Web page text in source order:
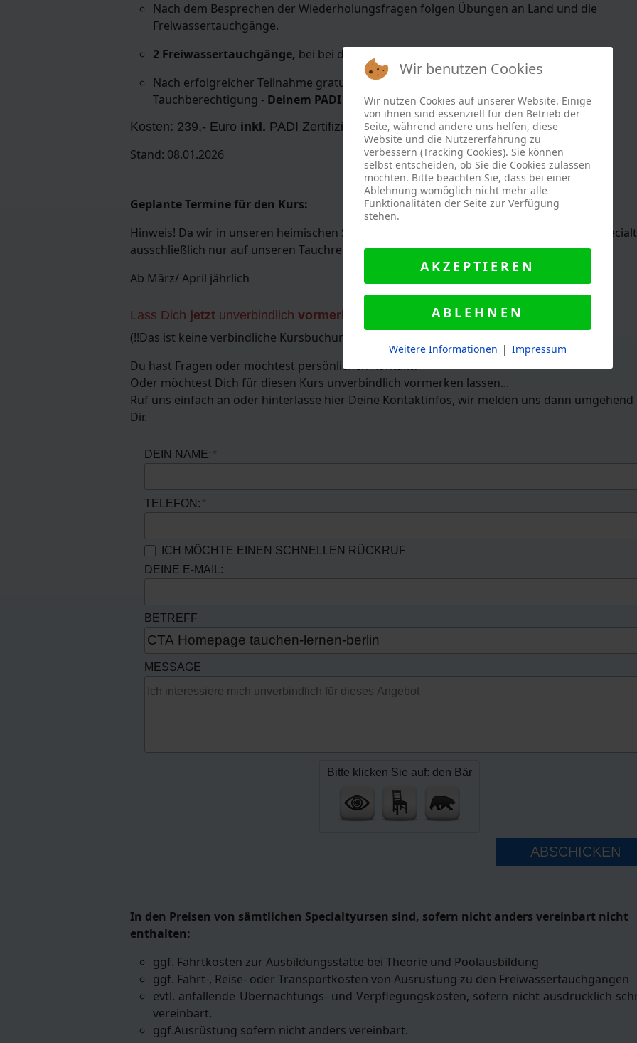
Nach dem Besprechen der Wiederholungsfragen folgen Übungen an Land und die
Freiwassertauchgänge.
2 Freiwassertauchgänge, bei bei denen Du das Gelernte anwenden musst.
Nach erfolgreicher Teilnahme gratulieren wir Dir zu Deiner international gültigen
Tauchberechtigung - Deinem PADI Drift Diver Brevet
Kosten: 239,- Euro inkl. PADI Zertifizierungsgebühr
Stand: 08.01.2026
Geplante Termine für den Kurs:
Hinweis! Da wir in unseren heimischen Seen kaum Strömung haben, bieten wir dieses
ausschließlich nur auf unseren Tauchreisen an!
Ab März/ April jährlich
Lass Dich jetzt unverbindlichvormerken ! Oder fordere einen schnellen Rückruf an.
(!!Das ist keine verbindliche Kursbuchung!!)
Du hast Fragen oder möchtest persönlichen Kontakt?
Oder möchtest Dich für diesen Kurs unverbindlich vormerken lassen...
Ruf uns einfach an oder hinterlasse hier Deine Kontaktinfos, wir melden uns dann umgehend
Dir.
DEIN NAME:
TELEFON:
ICH MÖCHTE EINEN SCHNELLEN RÜCKRUF
DEINE E-MAIL:
BETREFF
MESSAGE
Bitte klicken Sie auf: den Bär
ABSCHICKEN
In den Preisen von sämtlichen Specialtyursen sind, sofern nicht anders vereinbart nicht
enthalten:
ggf. Fahrtkosten zur Ausbildungsstätte bei Theorie und Poolausbildung
ggf. Fahrt-, Reise- oder Transportkosten von Ausrüstung zu den Freiwassertauchgängen
evtl. anfallende Übernachtungs- und Verpflegungskosten, sofern nicht ausdrücklich
vereinbart.
ggf.Ausrüstung sofern nicht anders vereinbart.
Wir benutzen Cookies
Wir nutzen Cookies auf unserer Website. Einige
von ihnen sind essenziell für den Betrieb der
Seite, während andere uns helfen, diese
Website und die Nutzererfahrung zu
verbessern (Tracking Cookies). Sie können
selbst entscheiden, ob Sie die Cookies zulassen
möchten. Bitte beachten Sie, dass bei einer
Ablehnung womöglich nicht mehr alle
Funktionalitäten der Seite zur Verfügung
stehen.
AKZEPTIEREN
ABLEHNEN
Weitere Informationen | Impressum